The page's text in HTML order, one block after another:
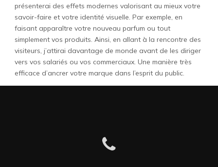
présenterai des effets modernes valorisant au mieux votre
savoir-faire et votre identité visuelle. Par exemple, en
faisant apparaître votre nouveau parfum ou tout
simplement vos produits. Ainsi, en allant à la rencontre des
visiteurs, j’attirai davantage de monde avant de les diriger
vers vos salariés ou vos commerciaux. Une manière très
efficace d’ancrer votre marque dans l’esprit du public.